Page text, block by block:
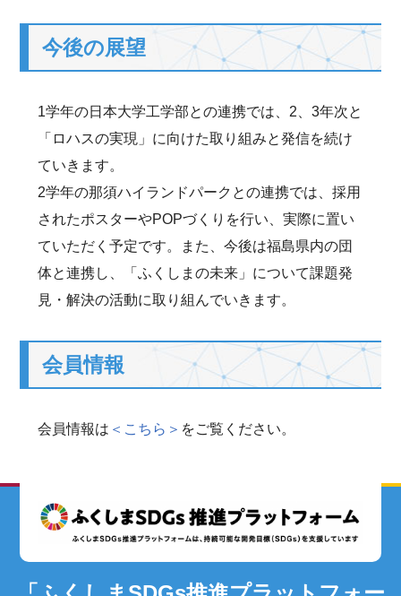
今後の展望
1学年の日本大学工学部との連携では、2、3年次と
「ロハスの実現」に向けた取り組みと発信を続け
ていきます。
2学年の那須ハイランドパークとの連携では、採用
されたポスターやPOPづくりを行い、実際に置い
ていただく予定です。また、今後は福島県内の団
体と連携し、「ふくしまの未来」について課題発
見・解決の活動に取り組んでいきます。
会員情報
会員情報は ＜こちら＞ をご覧ください。